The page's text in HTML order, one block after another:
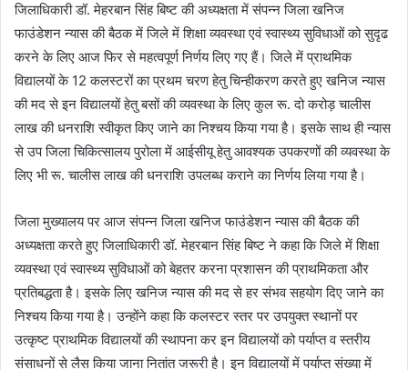
जिलाधिकारी डॉ. मेहरबान सिंह बिष्ट की अध्यक्षता में संपन्न जिला खनिज
फाउंडेशन न्यास की बैठक में जिले में शिक्षा व्यवस्था एवं स्वास्थ्य सुविधाओं को सुदृढ
करने के लिए आज फिर से महत्वपूर्ण निर्णय लिए गए हैं। जिले में प्राथमिक
विद्यालयों के 12 कलस्टरों का प्रथम चरण हेतु चिन्हीकरण करते हुए खनिज न्यास
की मद से इन विद्यालयों हेतु बसों की व्यवस्था के लिए कुल रू. दो करोड़ चालीस
लाख की धनराशि स्वीकृत किए जाने का निश्चय किया गया है। इसके साथ ही न्यास
से उप जिला चिकित्सालय पुरोला में आईसीयू हेतु आवश्यक उपकरणों की व्यवस्था के
लिए भी रू. चालीस लाख की धनराशि उपलब्ध कराने का निर्णय लिया गया है।
जिला मुख्यालय पर आज संपन्न जिला खनिज फाउंडेशन न्यास की बैठक की
अध्यक्षता करते हुए जिलाधिकारी डॉ. मेहरबान सिंह बिष्ट ने कहा कि जिले में शिक्षा
व्यवस्था एवं स्वास्थ्य सुविधाओं को बेहतर करना प्रशासन की प्राथमिकता और
प्रतिबद्धता है। इसके लिए खनिज न्यास की मद से हर संभव सहयोग दिए जाने का
निश्चय किया गया है। उन्होंने कहा कि कलस्टर स्तर पर उपयुक्त स्थानों पर
उत्कृष्ट प्राथमिक विद्यालयों की स्थापना कर इन विद्यालयों को पर्याप्त व स्तरीय
संसाधनों से लैस किया जाना नितांत जरूरी है। इन विद्यालयों में पर्याप्त संख्या में